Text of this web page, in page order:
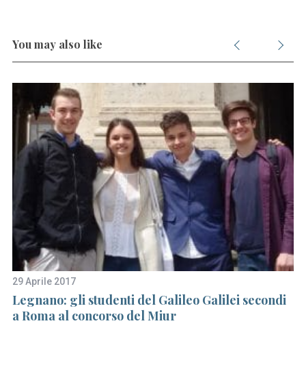
You may also like
29 Aprile 2017
Legnano: gli studenti del Galileo Galilei secondi
a Roma al concorso del Miur